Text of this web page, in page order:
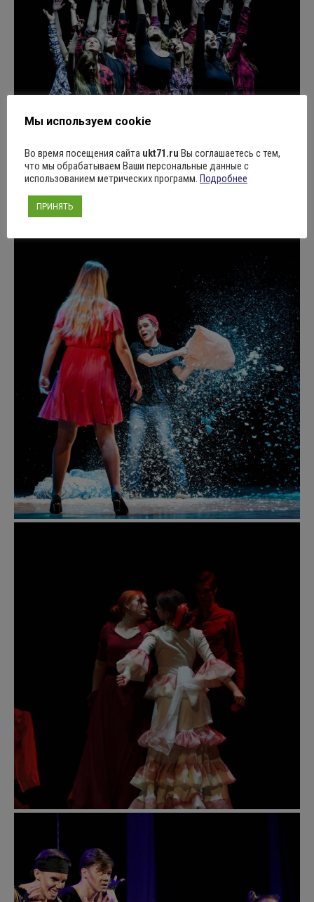
Мы используем cookie
Во время посещения сайта ukt71.ru Вы соглашаетесь с тем,
что мы обрабатываем Ваши персональные данные с
использованием метрических программ. Подробнее
ПРИНЯТЬ